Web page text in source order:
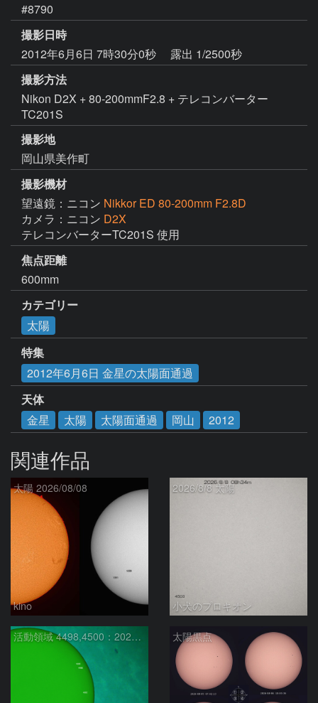
#8790
撮影日時
2012年6月6日 7時30分0秒
露出 1/2500秒
撮影方法
Nikon D2X + 80-200mmF2.8 + テレコンバーター
TC201S
撮影地
岡山県美作町
撮影機材
望遠鏡：ニコン Nikkor ED 80-200mm F2.8D
カメラ：ニコン D2X
テレコンバーターTC201S 使用
焦点距離
600mm
カテゴリー
太陽
特集
2012年6月6日 金星の太陽面通過
天体
金星
太陽 太陽面通過 岡山 2012
関連作品
太陽 2026/08/08
kino
2026/8/8 太陽
小犬のプロキオン
活動領域 4498,4500：2026/08/08 太陽黒点